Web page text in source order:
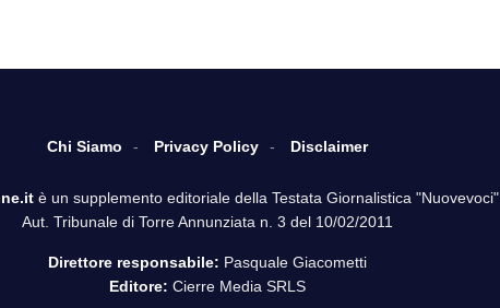
Chi Siamo Privacy Policy Disclaimer
è un supplemento editoriale della Testata Giornalistica "Nuovevoci"
Aut. Tribunale di Torre Annunziata n. 3 del 10/02/2011
Direttore responsabile: Pasquale Giacometti
Editore: Cierre Media SRLS